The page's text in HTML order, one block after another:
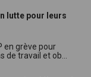
lutte pour leurs
en grève pour
de travail et ob...